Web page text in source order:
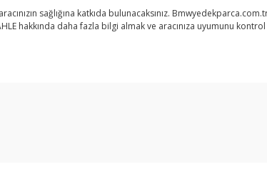
sağlığına katkıda bulunacaksınız.
hakkında daha fazla bilgi almak ve aracınıza uyumunu